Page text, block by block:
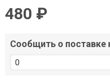
480 ₽
Сообщить о поставке